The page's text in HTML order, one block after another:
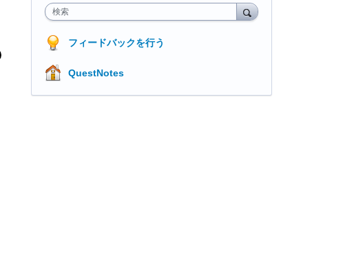
検索
フィードバックを行う
QuestNotes